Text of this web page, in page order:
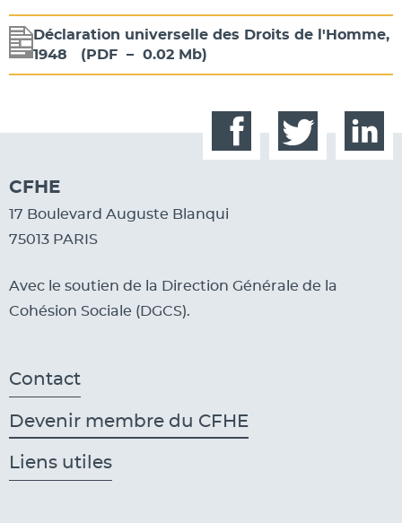
Déclaration universelle des Droits de l'Homme,
1948
( PDF– 0.02 Mb)
FacebookTwitter
CFHE
17 Boulevard Auguste Blanqui
75013 PARIS
Avec le soutien de la Direction Générale de la
Cohésion Sociale (DGCS).
Contact
Devenir membre du CFHE
Liens utiles